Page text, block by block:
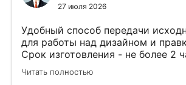
27 июля 2026
Удобный способ передачи
для работы над дизайном и
Срок изготовления - не более 2
Специалисты компетентные.
в удобном месте, найти не
Читать полностью